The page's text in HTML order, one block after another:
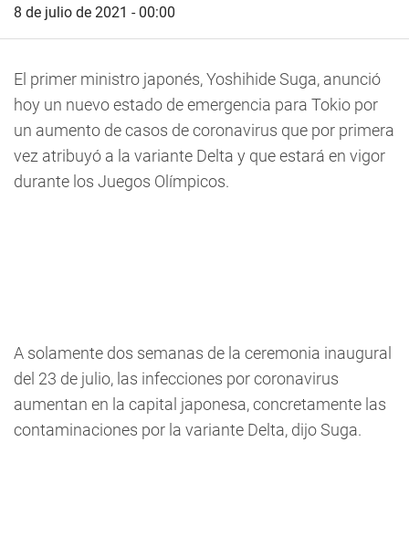
8 de julio de 2021 - 00:00
El primer ministro japonés, Yoshihide Suga, anunció
hoy un nuevo estado de emergencia para Tokio por
un aumento de casos de coronavirus que por primera
vez atribuyó a la variante Delta y que estará en vigor
durante los Juegos Olímpicos.
A solamente dos semanas de la ceremonia inaugural
del 23 de julio, las infecciones por coronavirus
aumentan en la capital japonesa, concretamente las
contaminaciones por la variante Delta, dijo Suga.